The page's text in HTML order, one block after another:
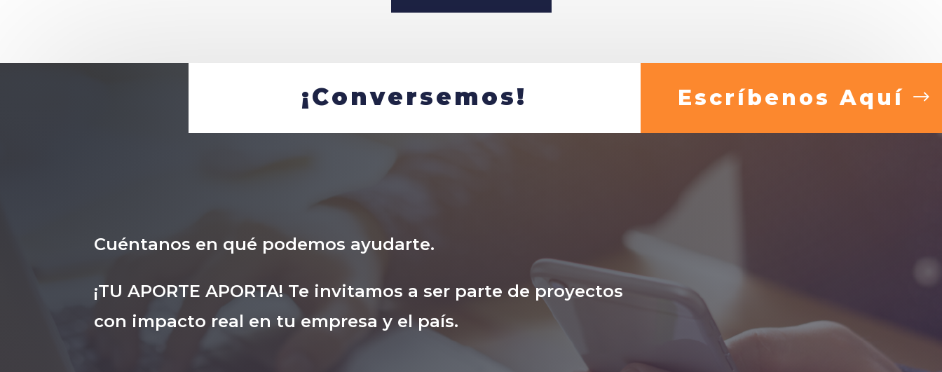
¡Conversemos! Escríbenos Aquí
Cuéntanos en qué podemos ayudarte.
¡TU APORTE APORTA! Te invitamos a ser parte de proyectos
con impacto real en tu empresa y el país.